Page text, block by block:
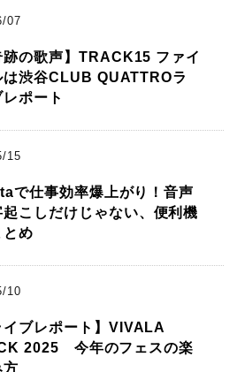
07
跡の歌声】TRACK15 ファイ
は渋谷CLUB QUATTROラ
レポート
15
で仕事効率爆上がり！音声
起こしだけじゃない、便利機
とめ
10
イブレポート】VIVALA
2025 今年のフェスの楽
方